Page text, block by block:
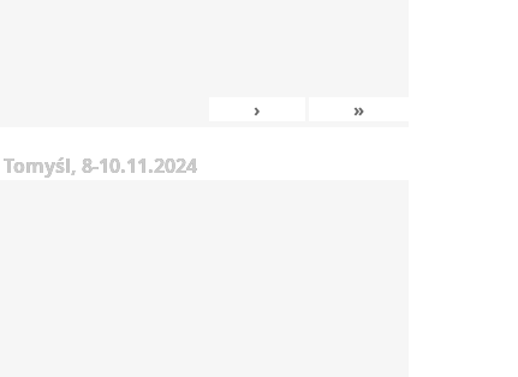
› »
8-10.11.2024